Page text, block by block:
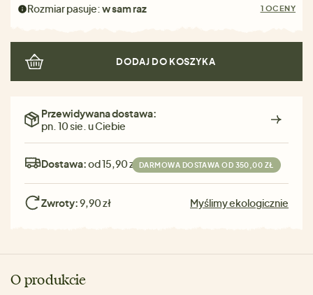
Rozmiar pasuje:w sam raz 1 OCENY
DODAJ DO KOSZYKA
Przewidywana dostawa:
pn. 10 sie. u Ciebie
Dostawa:od 15,90 zł DARMOWA DOSTAWA OD 350,00 ZŁ
Zwroty:9,90 zł Myślimy ekologicznie
O produkcie